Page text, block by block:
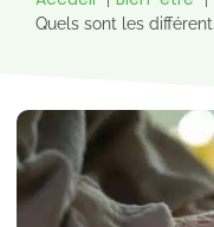
Quels sont les